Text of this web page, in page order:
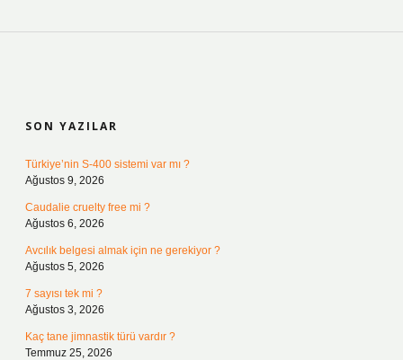
SON YAZILAR
Türkiye’nin S-400 sistemi var mı ?
Ağustos 9, 2026
Caudalie cruelty free mi ?
Ağustos 6, 2026
Avcılık belgesi almak için ne gerekiyor ?
Ağustos 5, 2026
7 sayısı tek mi ?
Ağustos 3, 2026
Kaç tane jimnastik türü vardır ?
Temmuz 25, 2026